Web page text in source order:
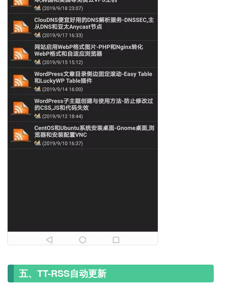
五、TT-RSS自动更新